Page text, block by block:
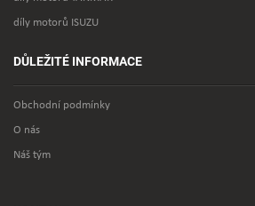
díly motorů ISUZU
DŮLEŽITÉ INFORMACE
Obchodní podmínky
O nás
Náš tým